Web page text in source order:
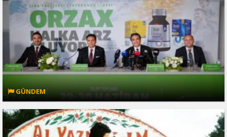
GÜNDEM